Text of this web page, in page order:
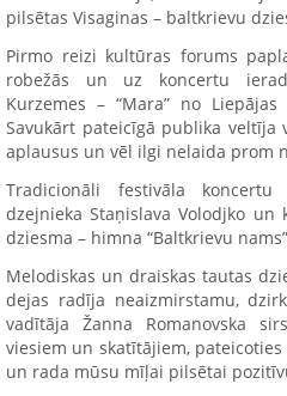
pilsētas Visaginas – baltkrievu
Pirmo reizi kultūras forums
robežās un uz koncertu
Kurzemes – “Mara” no
Savukārt pateicīgā publika veltīja
aplausus un vēl ilgi nelaida prom
Tradicionāli festivāla
dzejnieka Staņislava Volodjko un
dziesma – himna “Baltkrievu
Melodiskas un draiskas tautas
dejas radīja neaizmirstamu,
vadītāja Žanna Romanovska
viesiem un skatītājiem,
un rada mūsu mīļai pilsētai